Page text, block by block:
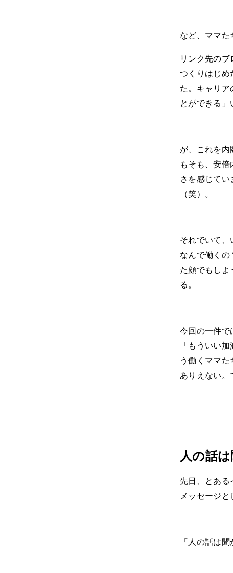
など、ママた
リンク先の
つくりはじめ
た。キャリア
とができる」
が、これを内
もそも、安
さを感じて
（笑）。
それでいて、
なんで働くの
た顔でもしよ
る。
今回の一件で
「もういい
う働くママ
ありえない。
人の話
先日、とある
メッセージと
「人の話は